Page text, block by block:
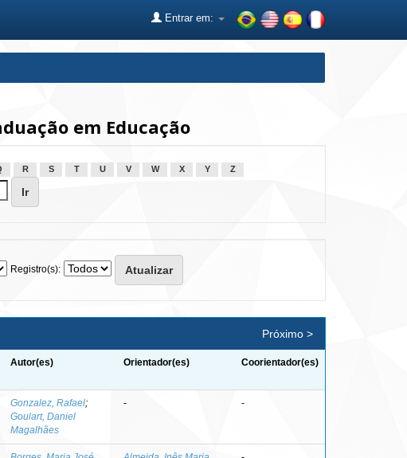
Entrar em:
em Educação
R S T U V W X Y Z
Registro(s):
Próximo >
Autor(es) Orientador(es) Coorientador(es)
Gonzalez, Rafael;
Goulart, Daniel
Magalhães
- -